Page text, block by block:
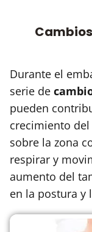
Durante el
serie de
pueden
crecimiento
sobre la zona
respirar y
aumento del
en la postura y